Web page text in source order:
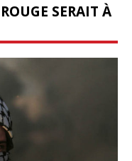
SERAIT À